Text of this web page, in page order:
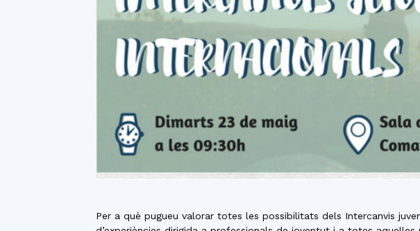
Per a què pugueu valorar totes les possibilitats dels Intercanvis